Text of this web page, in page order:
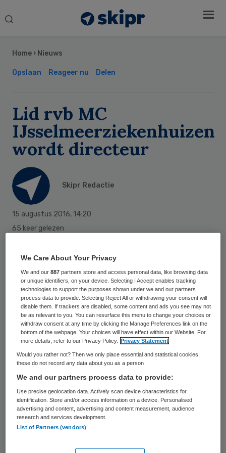
Search
Home › Nieuws
Opslaan Reageer nu Delen
Lid rvb MC
IJsselmeerziekenhuizen
wordt directeur
Skipr Redactie
15 augustus 2016, 14:20
65 keer gelezen
MC IJsselmeerziekenhuizen benoemt Marja
Sleeuwenhoek tot directeur van de locaties
Lelystad, Emmeloord en Dronten.
Sleeuwenhoek is ook lid van raad van
bestuur.
De aandeelhouders hebben Sleeuwenhoek
op voordracht van de raad van
commissarissen van MC
IJsselmeerziekenhuizen, onderdeel van de
MC Groep benoemd. De cliëntenraad, de
ondernemingsraad en het stafbestuur
benoeming, zo laat de ziekenhuisorganisatie
Sidebar
We Care About Your Privacy
We and our887 partners store and access personal data, like browsing data
or unique identifiers, on your device. Selecting I Accept enables tracking
technologies to support the purposes shown under we and our partners
process data to provide. Selecting Reject All or withdrawing your consent will
disable them. If trackers are disabled, some content and ads you see may not
be as relevant to you. You can resurface this menu to change your choices or
withdraw consent at any time by clicking the Manage Preferences link on the
bottom of the webpage. Your choices will have effect within our Website. For
more details, refer to our Privacy Policy.
Privacy Statement
Would you rather not? Then we only place essential and statistical cookies,
these do not record any data about you as a person
We and our partners process data to provide:
Use precise geolocation data. Actively scan device characteristics for
identification. Store and/or access information on a device. Personalised
advertising and content, advertising and content measurement, audience
research and services development.
List of Partners (vendors)